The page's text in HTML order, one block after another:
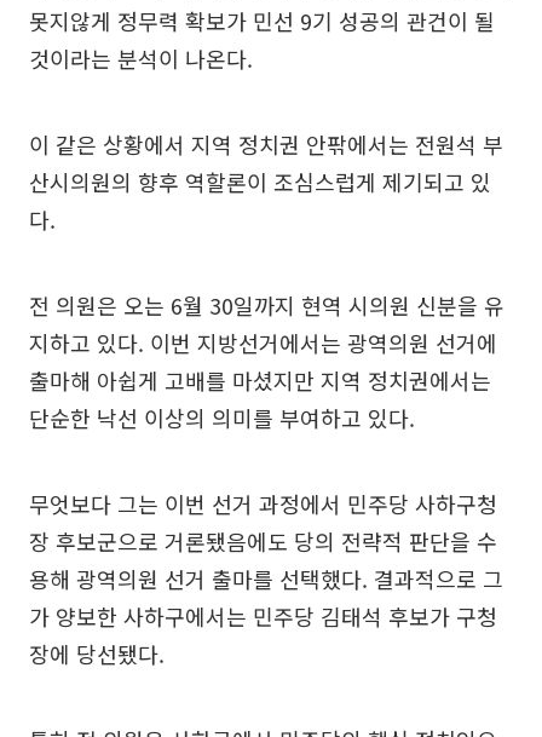
못지않게 정무력 확보가 민선 9기 성공의 관건이 될
것이라는 분석이 나온다.
이 같은 상황에서 지역 정치권 안팎에서는 전원석 부
산시의원의 향후 역할론이 조심스럽게 제기되고 있
다.
전 의원은 오는 6월 30일까지 현역 시의원 신분을 유
지하고 있다. 이번 지방선거에서는 광역의원 선거에
출마해 아쉽게 고배를 마셨지만 지역 정치권에서는
단순한 낙선 이상의 의미를 부여하고 있다.
무엇보다 그는 이번 선거 과정에서 민주당 사하구청
장 후보군으로 거론됐음에도 당의 전략적 판단을 수
용해 광역의원 선거 출마를 선택했다. 결과적으로 그
가 양보한 사하구에서는 민주당 김태석 후보가 구청
장에 당선됐다.